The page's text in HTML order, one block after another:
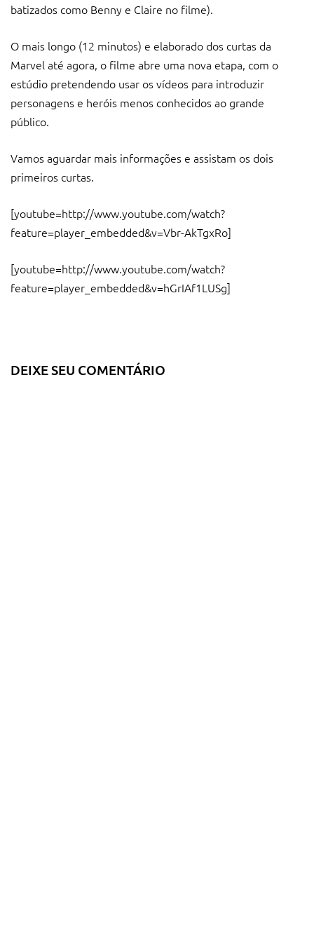
batizados como Benny e Claire no filme).
O mais longo (12 minutos) e elaborado dos curtas da
Marvel até agora, o filme abre uma nova etapa, com o
estúdio pretendendo usar os vídeos para introduzir
personagens e heróis menos conhecidos ao grande
público.
Vamos aguardar mais informações e assistam os dois
primeiros curtas.
[youtube=http://www.youtube.com/watch?
feature=player_embedded&v=Vbr-AkTgxRo]
[youtube=http://www.youtube.com/watch?
feature=player_embedded&v=hGrIAf1LUSg]
DEIXE SEU COMENTÁRIO